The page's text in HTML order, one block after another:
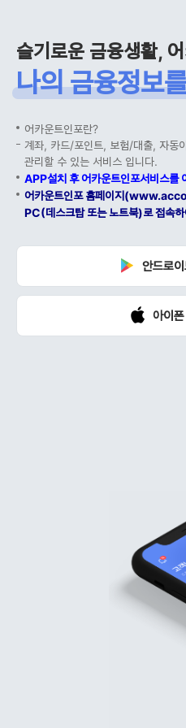
슬기로운 금융생활,
나의 금융정보
어카운트인포란?
계좌, 카드/포인트, 보험/대출, 자동
관리할 수 있는 서비스 입니다.
APP설치 후 어카운트인포서비스를
어카운트인포 홈페이지
PC(데스크탑 또는 노트북)로 접속
안드로
아이